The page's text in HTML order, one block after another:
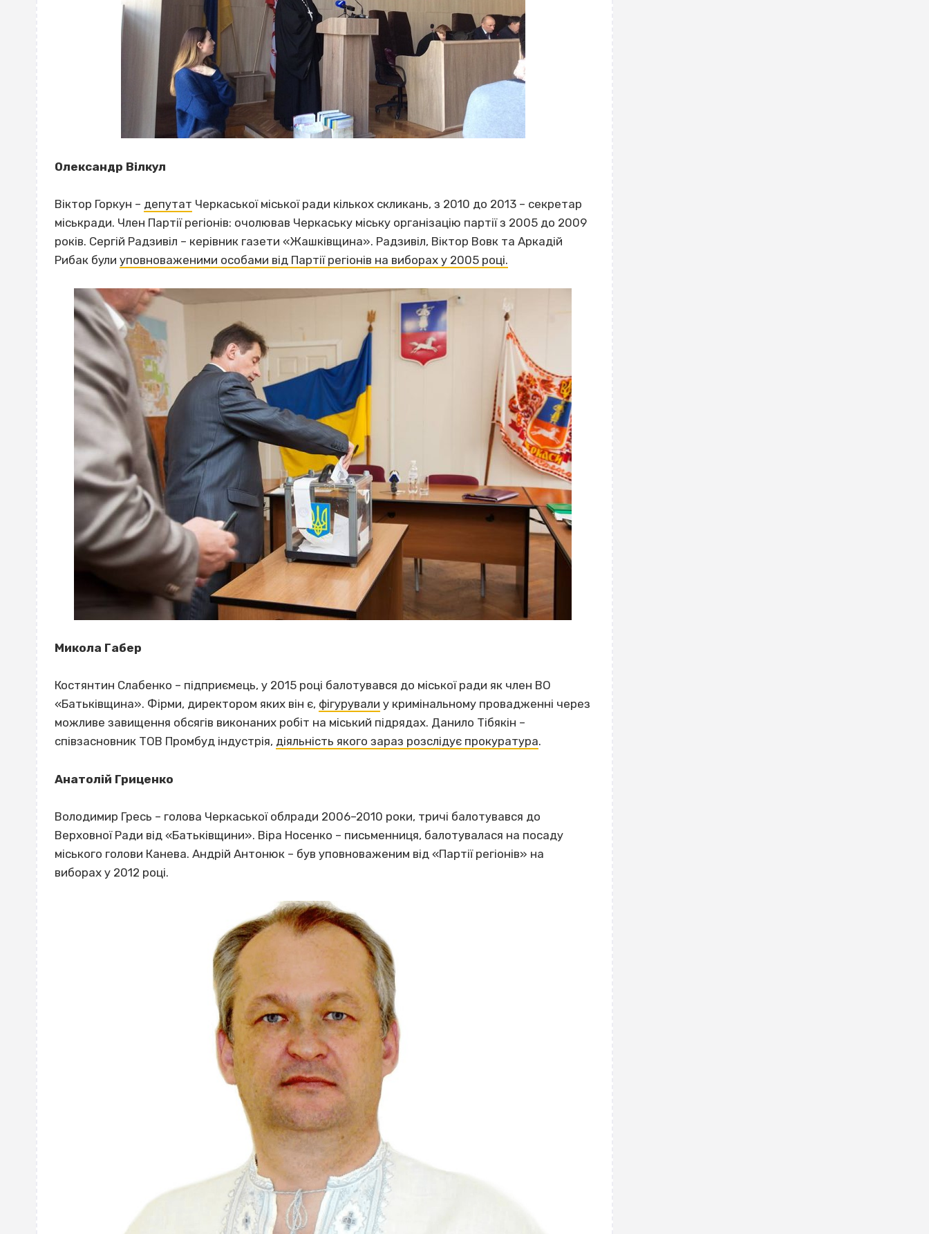
Олександр Вілкул
Віктор Горкун – депутат Черкаської міської ради кількох скликань, з 2010 до 2013 – секретар
міськради. Член Партії регіонів: очолював Черкаську міську організацію партії з 2005 до 2009
років. Сергій Радзивіл – керівник газети «Жашківщина». Радзивіл, Віктор Вовк та Аркадій
Рибак були уповноваженими особами від Партії регіонів на виборах у 2005 році.
Микола Габер
Костянтин Слабенко – підприємець, у 2015 році балотувався до міської ради як член ВО
«Батьківщина». Фірми, директором яких він є, фігурували у кримінальному провадженні через
можливе завищення обсягів виконаних робіт на міський підрядах. Данило Тібякін –
співзасновник ТОВ Промбуд індустрія, діяльність якого зараз розслідує прокуратура.
Анатолій Гриценко
Володимир Гресь – голова Черкаської облради 2006–2010 роки, тричі балотувався до
Верховної Ради від «Батьківщини». Віра Носенко – письменниця, балотувалася на посаду
міського голови Канева. Андрій Антонюк – був уповноваженим від «Партії регіонів» на
виборах у 2012 році.